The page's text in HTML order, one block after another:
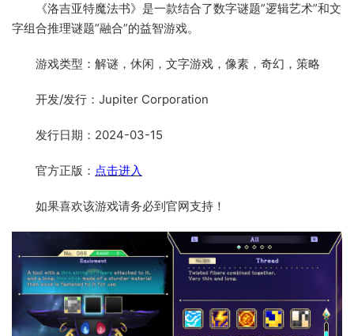
《洛吉亚特魔法书》是一款结合了数字谜题”逻辑艺术”和文
字组合推理谜题”融合”的益智游戏。
游戏类型：解谜，休闲，文字游戏，像素，奇幻，策略
开发/发行：Jupiter Corporation
发行日期：2024-03-15
官方正版： 点击进入
如果喜欢该游戏请务必到官网支持！